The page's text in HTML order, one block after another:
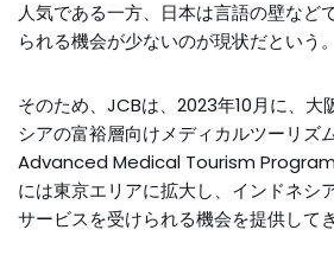
人気である一方、日本は言語の壁など
られる機会が少ないのが現状だという。
そのため、JCBは、2023年10月に、大
シアの富裕層向けメディカルツーリズ
Advanced Medical Tourism Program
には東京エリアに拡大し、インドネシ
サービスを受けられる機会を提供してき